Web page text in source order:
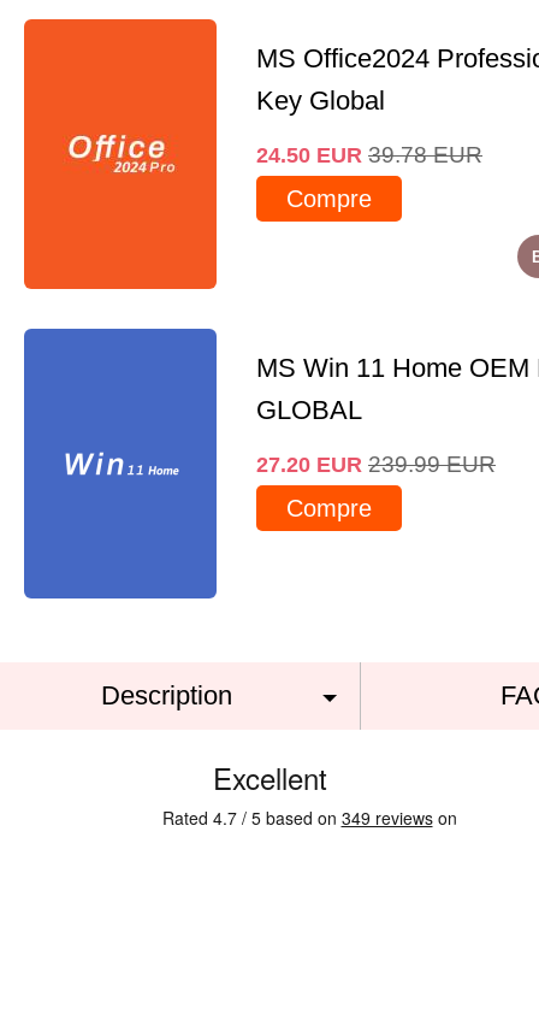
MS Office2024
Key Global
24.50 EUR 39.78 EUR
Compre
MS Win 11 Home OEM
GLOBAL
27.20 EUR 239.99 EUR
Compre
Description